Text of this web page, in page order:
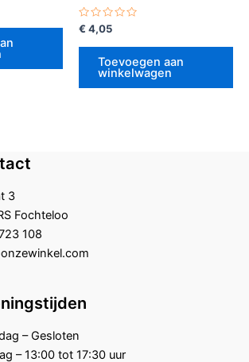
Gewaardeerd
0
uit
€ 4,05
Toevoegen aan
winkelwagen
3
Fochteloo
108
– Gesloten
– 13:00 tot 17:30 uur